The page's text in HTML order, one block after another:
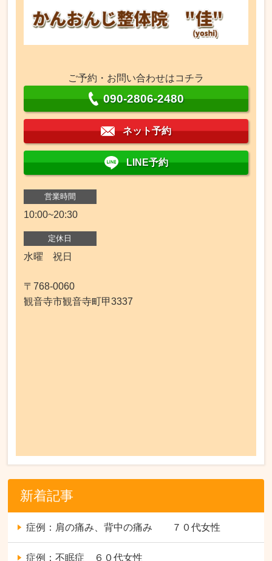
ご予約・お問い合わせはコチラ
090-2806-2480
ネット予約
LINE予約
営業時間
10:00~20:30
定休日
水曜 祝日
〒768-0060
観音寺市観音寺町甲3337
新着記事
症例：肩の痛み、背中の痛み ７０代女性
症例：不眠症 ６０代女性